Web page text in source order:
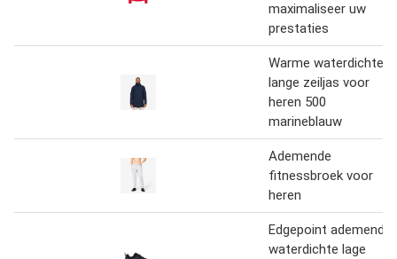
maximaliseer uw
prestaties
Warme waterdichte
lange zeiljas voor
heren 500
marineblauw
Ademende
fitnessbroek voor
heren
Edgepoint ademende
waterdichte lage